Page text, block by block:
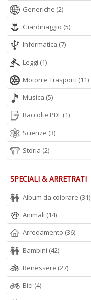
Generiche (2)
Giardinaggio (5)
Informatica (7)
Leggi (1)
Motori e Trasporti (11)
Musica (5)
Raccolte PDF (1)
Scienze (3)
Storia (2)
SPECIALI & ARRETRATI
Album da colorare (31)
Animali (14)
Arredamento (36)
Bambini (42)
Benessere (27)
Bici (4)